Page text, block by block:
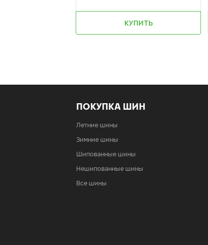
КУПИТЬ
ПОКУПКА ШИН
Летние шины
Зимние шины
Шипованные шины
Нешипованные шины
Все шины